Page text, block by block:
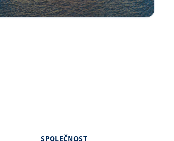
SPOLEČNOST